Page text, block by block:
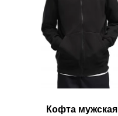
Кофта мужская